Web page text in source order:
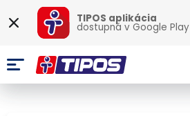
TIPOS aplikácia
dostupná vGoogle Play